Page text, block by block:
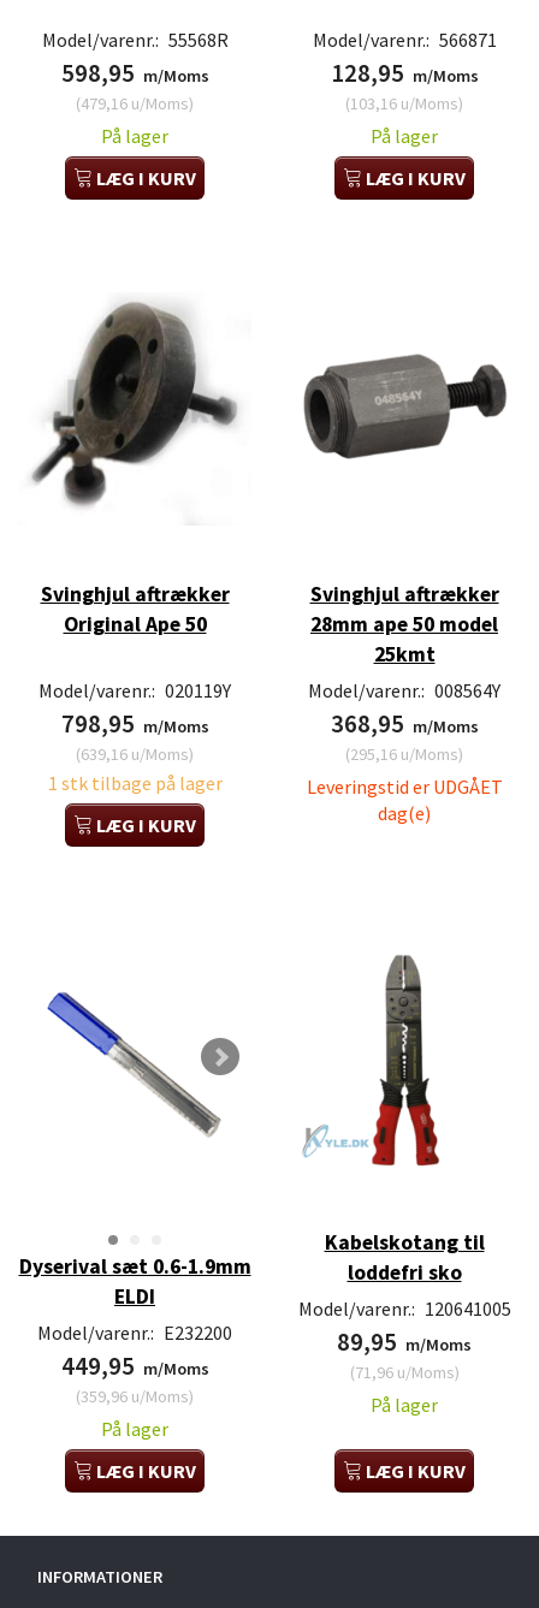
Model/varenr.: 55568R
598,95 m/Moms
(479,16 u/Moms)
På lager
LÆG I KURV
Model/varenr.: 566871
128,95 m/Moms
(103,16 u/Moms)
På lager
LÆG I KURV
Svinghjul aftrækker
Original Ape 50
Model/varenr.: 020119Y
798,95 m/Moms
(639,16 u/Moms)
1 stk tilbage på lager
LÆG I KURV
Svinghjul aftrækker
28mm ape 50 model
25kmt
Model/varenr.: 008564Y
368,95 m/Moms
(295,16 u/Moms)
Leveringstid er UDGÅET
dag(e)
Dyserival sæt 0.6-1.9mm
ELDI
Model/varenr.: E232200
449,95 m/Moms
(359,96 u/Moms)
På lager
LÆG I KURV
Kabelskotang til
loddefri sko
Model/varenr.: 120641005
89,95 m/Moms
(71,96u/Moms)
På lager
LÆG I KURV
INFORMATIONER